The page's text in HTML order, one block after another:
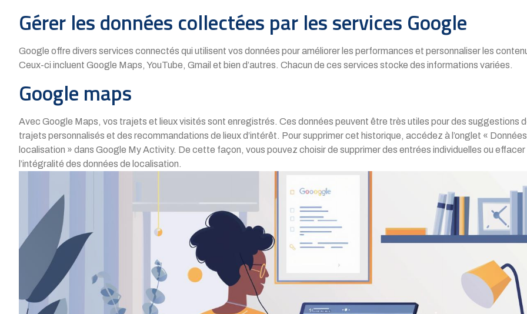
Gérer les données collectées par les services Google
Google offre divers services connectés qui utilisent vos données pour améliorer les performances et personnaliser les
Ceux-ci incluent Google Maps, YouTube, Gmail et bien d’autres. Chacun de ces services stocke des informations variées.
Google maps
Avec Google Maps, vos trajets et lieux visités sont enregistrés. Ces données peuvent être très utiles pour des suggestions
trajets personnalisés et des recommandations de lieux d’intérêt. Pour supprimer cet historique, accédez à l’onglet «
localisation » dans Google My Activity. De cette façon, vous pouvez choisir de supprimer des entrées individuelles ou effacer
l’intégralité des données de localisation.